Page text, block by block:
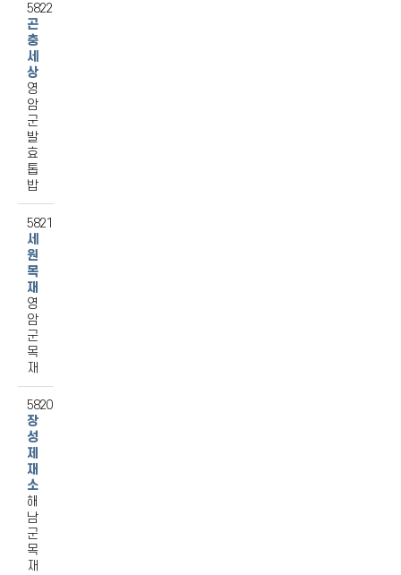
5822
곤
충
세
상
영
암
군
발
효
톱
밥
5821
세
원
목
재
영
암
군
목
재
5820
장
성
제
재
소
해
남
군
목
재